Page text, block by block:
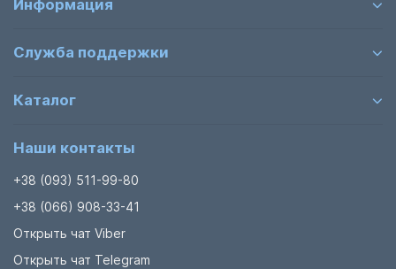
Информация
Служба поддержки
Каталог
Наши контакты
+38 (093) 511-99-80
+38 (066) 908-33-41
Открыть чат Viber
Открыть чат Telegram